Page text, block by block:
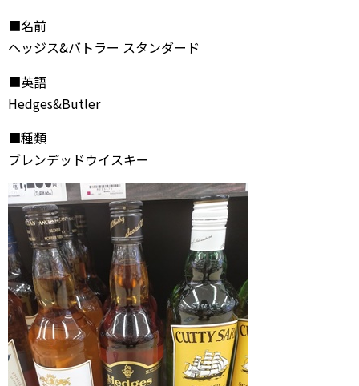
■名前
ヘッジス&バトラー スタンダード
■英語
Hedges&Butler
■種類
ブレンデッドウイスキー